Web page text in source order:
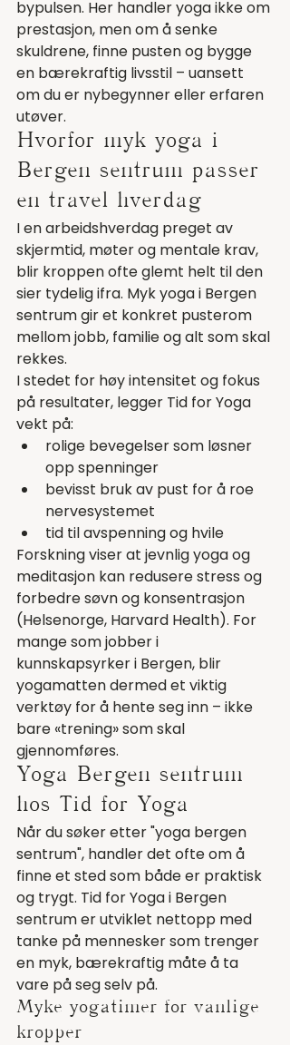
bypulsen. Her handler yoga ikke om
prestasjon, men om å senke
skuldrene, finne pusten og bygge
en bærekraftig livsstil – uansett
om du er nybegynner eller erfaren
utøver.
Hvorfor myk yoga i
Bergen sentrum passer
en travel hverdag
I en arbeidshverdag preget av
skjermtid, møter og mentale krav,
blir kroppen ofte glemt helt til den
sier tydelig ifra. Myk yoga i Bergen
sentrum gir et konkret pusterom
mellom jobb, familie og alt som skal
rekkes.
I stedet for høy intensitet og fokus
på resultater, legger Tid for Yoga
vekt på:
rolige bevegelser som løsner
opp spenninger
bevisst bruk av pust for å roe
nervesystemet
tid til avspenning og hvile
Forskning viser at jevnlig yoga og
meditasjon kan redusere stress og
forbedre søvn og konsentrasjon
(Helsenorge, Harvard Health). For
mange som jobber i
kunnskapsyrker i Bergen, blir
yogamatten dermed et viktig
verktøy for å hente seg inn – ikke
bare «trening» som skal
gjennomføres.
Yoga Bergen sentrum
hos Tid for Yoga
Når du søker etter "yoga bergen
sentrum", handler det ofte om å
finne et sted som både er praktisk
og trygt. Tid for Yoga i Bergen
sentrum er utviklet nettopp med
tanke på mennesker som trenger
en myk, bærekraftig måte å ta
vare på seg selv på.
Myke yogatimer for vanlige
kropper